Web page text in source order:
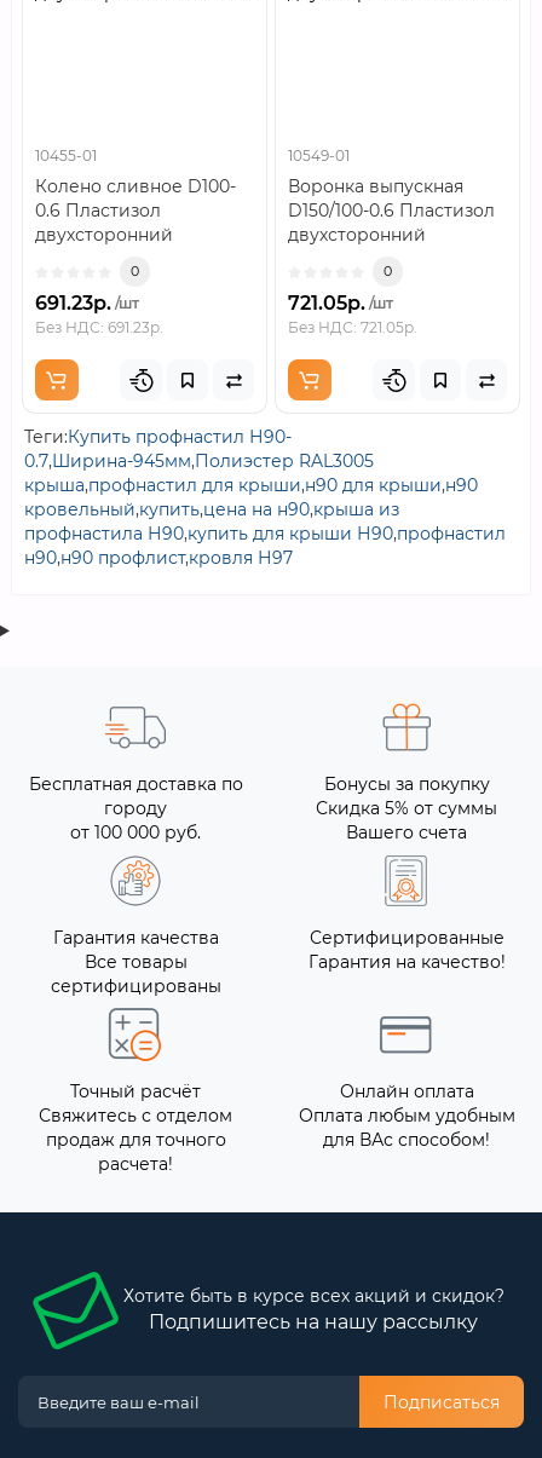
10455-01
Колено сливное D100-
0.6 Пластизол
двухсторонний
0
691.23р. /шт
Без НДС: 691.23р.
10549-01
Воронка выпускная
D150/100-0.6 Пластизол
двухсторонний
0
721.05р. /шт
Без НДС: 721.05р.
Теги:Купить профнастил Н90-
0.7,Ширина-945мм,Полиэстер RAL3005
крыша,профнастил для крыши,н90 для крыши,н90
кровельный,купить,цена на н90,крыша из
профнастила Н90,купить для крыши Н90,профнастил
н90,н90 профлист,кровля Н97
Бесплатная доставка по
городу
от 100 000 руб.
Бонусы за покупку
Скидка 5% от суммы
Вашего счета
Гарантия качества
Все товары
сертифицированы
Сертифицированные
Гарантия на качество!
Точный расчёт
Свяжитесь с отделом
продаж для точного
расчета!
Онлайн оплата
Оплата любым удобным
для ВАс способом!
Хотите быть в курсе всех акций и скидок?
Подпишитесь на нашу рассылку
Подписаться